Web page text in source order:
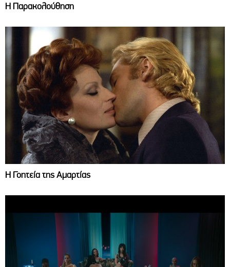
Η Παρακολούθηση
Η Γοητεία της Αμαρτίας